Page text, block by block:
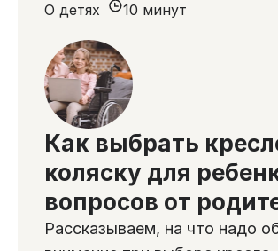
Как выбрать
коляску для
вопросов от
Рассказываем, на что надо
О детях 10 минут